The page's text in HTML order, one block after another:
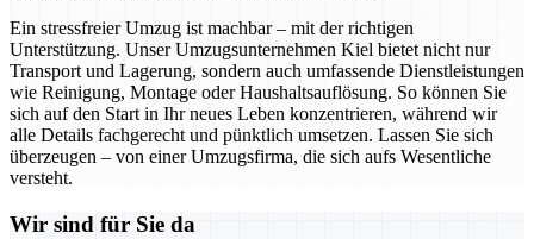
Ein stressfreier Umzug ist machbar – mit der richtigen
Unterstützung. Unser Umzugsunternehmen Kiel bietet nicht nur
Transport und Lagerung, sondern auch umfassende Dienstleistungen
wie Reinigung, Montage oder Haushaltsauflösung. So können Sie
sich auf den Start in Ihr neues Leben konzentrieren, während wir
alle Details fachgerecht und pünktlich umsetzen. Lassen Sie sich
überzeugen – von einer Umzugsfirma, die sich aufs Wesentliche
versteht.
Wir sind für Sie da